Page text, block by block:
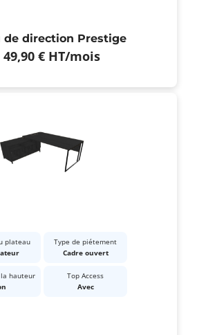
de direction Prestige
49,90 € HT/mois
plateau
Type de piétement
Cadre ouvert
la hauteur
Top Access
Avec